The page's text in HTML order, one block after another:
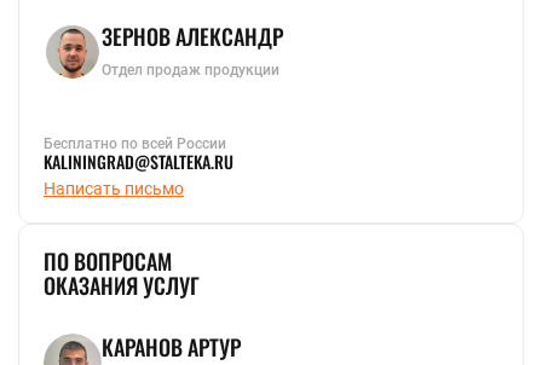
ЗЕРНОВ АЛЕКСАНДР
Отдел продаж продукции
Бесплатно по всей России
KALININGRAD@STALTEKA.RU
Написать письмо
ПО ВОПРОСАМ
ОКАЗАНИЯ УСЛУГ
КАРАНОВ АРТУР